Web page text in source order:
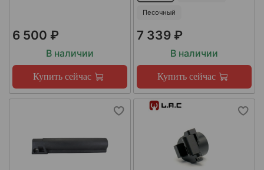
6 500 ₽
В наличии
Купить сейчас
Песочный
7 339 ₽
В наличии
Купить сейчас